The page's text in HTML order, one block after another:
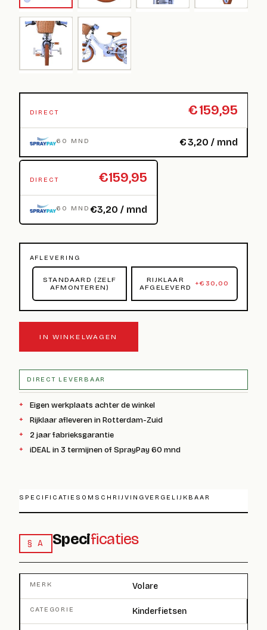
DIRECT €159,95
60 MND €3,20 / mnd
DIRECT €159,95
60 MND€3,20 / mnd
AFLEVERING
STANDAARD (ZELF
AFMONTEREN)
RIJKLAAR
AFGELEVERD
+€ 30,00
IN WINKELWAGEN
DIRECT LEVERBAAR
Eigen werkplaats achter de winkel
Rijklaar afleveren in Rotterdam-Zuid
2 jaar fabrieksgarantie
iDEAL in 3 termijnen of SprayPay 60 mnd
SPECIFICATIES OMSCHRIJVINGVERGELIJKBAAR
§ A Specificaties
MERK Volare
CATEGORIE Kinderfietsen